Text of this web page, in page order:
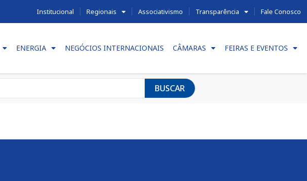
Institucional Regionais Associativismo Transparência Fale Conosco
ENERGIA NEGÓCIOS INTERNACIONAIS CÂMARAS FEIRAS E EVENTOS
BUSCAR